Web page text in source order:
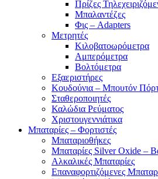
Πρίζες
Μπαλαντέζες
Φις – Adapters
Μετρητές
Κιλοβατοωρόμετρα
Αμπερόμετρα
Βολτόμετρα
Εξαεριστήρες
Κουδούνια – Μπουτόν
Σταθεροποιητές
Καλώδια Ρεύματος
Χριστουγεννιάτικα
Μπαταρίες – Φορτιστές
Μπαταριοθήκες
Μπαταρίες Silver Oxide –
Αλκαλικές Μπαταρίες
Επαναφορτιζόμενες